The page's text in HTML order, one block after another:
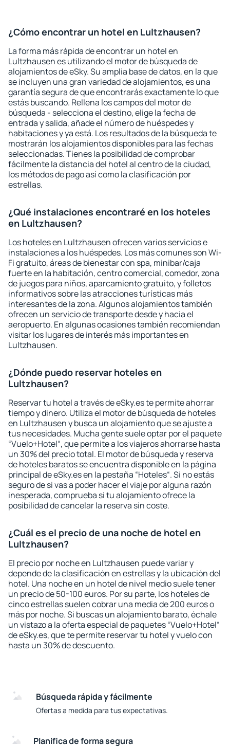
¿Cómo encontrar un hotel en Lultzhausen?
La forma más rápida de encontrar un hotel en
Lultzhausen es utilizando el motor de búsqueda de
alojamientos de eSky. Su amplia base de datos, en la que
se incluyen una gran variedad de alojamientos, es una
garantía segura de que encontrarás exactamente lo que
estás buscando. Rellena los campos del motor de
búsqueda - selecciona el destino, elige la fecha de
entrada y salida, añade el número de huéspedes y
habitaciones y ya está. Los resultados de la búsqueda te
mostrarán los alojamientos disponibles para las fechas
seleccionadas. Tienes la posibilidad de comprobar
fácilmente la distancia del hotel al centro de la ciudad,
los métodos de pago así como la clasificación por
estrellas.
¿Qué instalaciones encontraré en los hoteles
en Lultzhausen?
Los hoteles en Lultzhausen ofrecen varios servicios e
instalaciones a los huéspedes. Los más comunes son Wi-
Fi gratuito, áreas de bienestar con spa, minibar/caja
fuerte en la habitación, centro comercial, comedor, zona
de juegos para niños, aparcamiento gratuito, y folletos
informativos sobre las atracciones turísticas más
interesantes de la zona. Algunos alojamientos también
ofrecen un servicio de transporte desde y hacia el
aeropuerto. En algunas ocasiones también recomiendan
visitar los lugares de interés más importantes en
Lultzhausen.
¿Dónde puedo reservar hoteles en
Lultzhausen?
Reservar tu hotel a través de eSky.es te permite ahorrar
tiempo y dinero. Utiliza el motor de búsqueda de hoteles
en Lultzhausen y busca un alojamiento que se ajuste a
tus necesidades. Mucha gente suele optar por el paquete
“Vuelo+Hotel“, que permite a los viajeros ahorrarse hasta
un 30% del precio total. El motor de búsqueda y reserva
de hoteles baratos se encuentra disponible en la página
principal de eSky.es en la pestaña “Hoteles“. Si no estás
seguro de si vas a poder hacer el viaje por alguna razón
inesperada, comprueba si tu alojamiento ofrece la
posibilidad de cancelar la reserva sin coste.
¿Cuál es el precio de una noche de hotel en
Lultzhausen?
El precio por noche en Lultzhausen puede variar y
depende de la clasificación en estrellas y la ubicación del
hotel. Una noche en un hotel de nivel medio suele tener
un precio de 50-100 euros. Por su parte, los hoteles de
cinco estrellas suelen cobrar una media de 200 euros o
más por noche. Si buscas un alojamiento barato, échale
un vistazo a la oferta especial de paquetes “Vuelo+Hotel“
de eSky.es, que te permite reservar tu hotel y vuelo con
hasta un 30% de descuento.
Búsqueda rápida y fácilmente
Ofertas a medida para tus expectativas.
Planifica de forma segura